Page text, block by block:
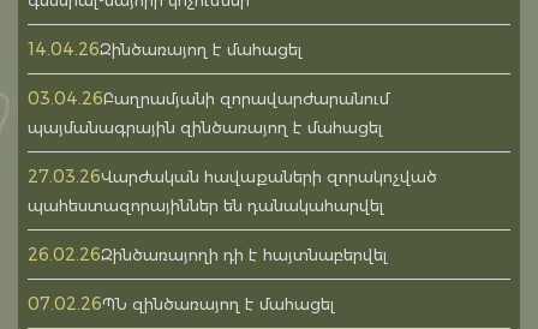
14.04.26Զինծառայող է մահացել
03.04.26Բաղրամյանի զորավարժարանում
պայմանագրային զինծառայող է մահացել
27.03.26Վարժական հավաքաների զորակոչված
պահեստազորայիններ են դանակահարվել
26.02.26Զինծառայողի դի է հայտնաբերվել
07.02.26ՊՆ զինծառայող է մահացել